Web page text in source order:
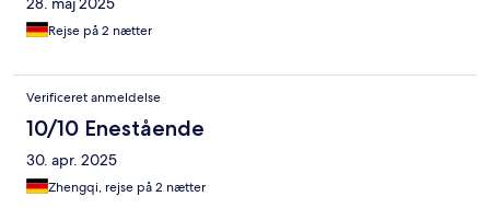
Rejse på 2 nætter
Verificeret anmeldelse
10/10 Enestående
30. apr. 2025
Zhengqi, rejse på 2 nætter